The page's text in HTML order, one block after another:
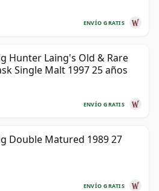
ENVÍO GRATIS
Hunter Laing's Old & Rare
Single Malt 1997 25 años
ENVÍO GRATIS
Double Matured 1989 27
ENVÍO GRATIS